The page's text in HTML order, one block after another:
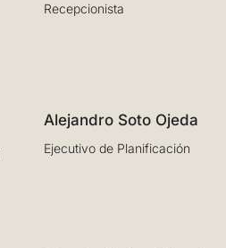
Recepcionista
Alejandro Soto Ojeda
Ejecutivo de Planificación